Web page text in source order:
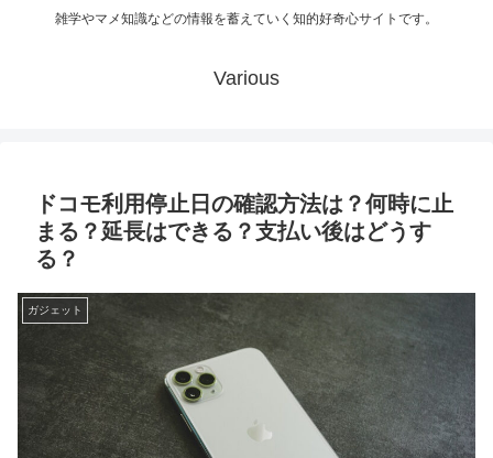
雑学やマメ知識などの情報を蓄えていく知的好奇心サイトです。
Various
ドコモ利用停止日の確認方法は？何時に止
まる？延長はできる？支払い後はどうす
る？
ガジェット